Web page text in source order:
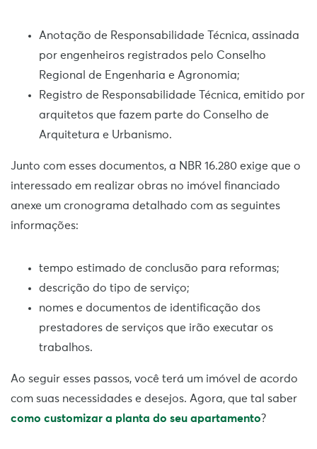
Anotação de Responsabilidade Técnica, assinada
por engenheiros registrados pelo Conselho
Regional de Engenharia e Agronomia;
Registro de Responsabilidade Técnica, emitido por
arquitetos que fazem parte do Conselho de
Arquitetura e Urbanismo.
Junto com esses documentos, a NBR 16.280 exige que o
interessado em realizar obras no imóvel financiado
anexe um cronograma detalhado com as seguintes
informações:
tempo estimado de conclusão para reformas;
descrição do tipo de serviço;
nomes e documentos de identificação dos
prestadores de serviços que irão executar os
trabalhos.
Ao seguir esses passos, você terá um imóvel de acordo
com suas necessidades e desejos. Agora, que tal saber
como customizar a planta do seu apartamento?